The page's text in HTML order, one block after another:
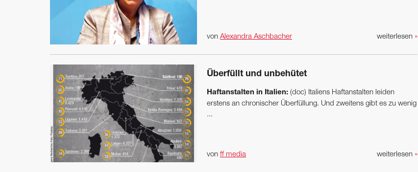
weiterlesen »
von Alexandra Aschbacher
Überfüllt und unbehütet
Haftanstalten in Italien: (doc) Italiens Haftanstalten leiden
erstens an chronischer Überfüllung. Und zweitens gibt es zu wenig
...
weiterlesen »
von ff media